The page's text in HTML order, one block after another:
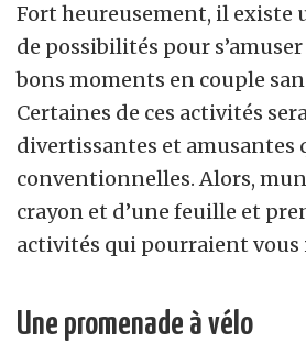
Fort heureusement, il existe
de possibilités pour
bons moments en couple
Certaines de ces activités
divertissantes et amusantes
conventionnelles. Alors,
crayon et d’une feuille et
activités qui pourraient vous
Une promenade à vélo